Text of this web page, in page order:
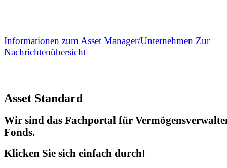
Informationen zum Asset Manager/Unternehmen Zur
Nachrichtenübersicht
Asset Standard
Wir sind das Fachportal für
Fonds.
Klicken Sie sich einfach durch!